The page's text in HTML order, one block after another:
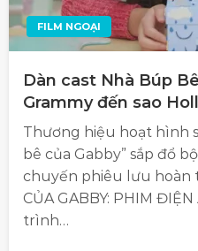
FILM NGOẠI
Dàn cast Nhà Búp
Grammy đến sao
Thương hiệu hoạt hình
bê của Gabby” sắp đổ
chuyến phiêu lưu hoàn
CỦA GABBY: PHIM
trình…